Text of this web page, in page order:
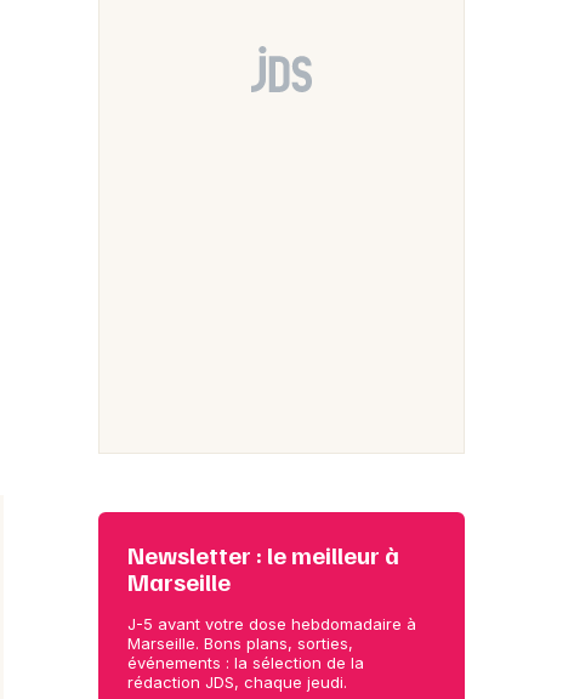
Newsletter : le meilleur à
Marseille
J-5 avant votre dose hebdomadaire à
Marseille. Bons plans, sorties,
événements : la sélection de la
rédaction JDS, chaque jeudi.